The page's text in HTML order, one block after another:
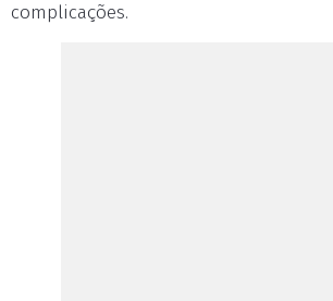
complicações.